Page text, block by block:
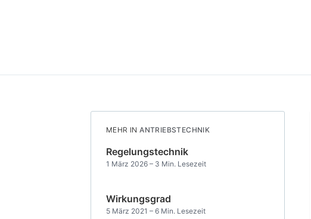
MEHR IN ANTRIEBSTECHNIK
Regelungstechnik
1 März 2026 – 3 Min. Lesezeit
Wirkungsgrad
5 März 2021 – 6 Min. Lesezeit